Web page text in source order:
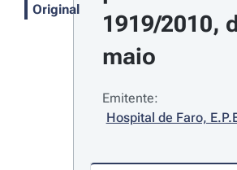
Original
1919/2010,
maio
Emitente:
Hospital de Faro,